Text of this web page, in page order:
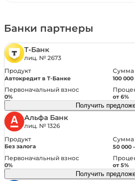
Электрообогрев боковых зеркал
Датчик дождя
Электрообогрев лобового стекла
Безопасность
Антиблокировочная система
Подушки безопасности оконные
Подушка безопасности водителя
Подушка безопасности
Антипробуксовочная система
Система помощи при торможении
Банки партнеры
Т‑Банк
лиц. № 2673
Продукт
Автокредит в Т‑Банке
Сумма
100
Первоначальный взнос
0% от 6%
Получить
Альфа Банк
лиц. № 1326
Продукт
Без залога
Сумма
50 000
Первоначальный взнос
0% от 5%
Получить